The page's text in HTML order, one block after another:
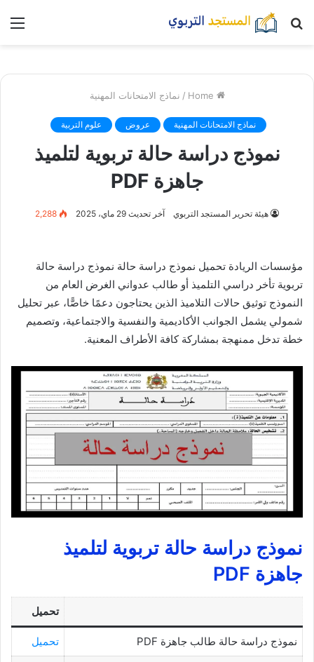
بحث
/ نماذج الامتحانات المهنية
نماذج الامتحانات المهنية عروض علوم التربية
نموذج دراسة حالة تربوية لتلميذ
جاهزة PDF
هيئة تحرير المستجد التربوي آخر تحديث 29 ماي، 2025 2,288
مؤسسات الريادة تحميل نموذج دراسة حالة نموذج دراسة حالة
تربوية تأخر دراسي التلميذ أو طالب عدواني الغرض العام من
النموذج توثيق حالات التلاميذ الذين يحتاجون دعمًا خاصًّا، عبر تحليل
شمولي يشمل الجوانب الأكاديمية والنفسية والاجتماعية، وتصميم
خطة تدخل ممنهجة بمشاركة كافة الأطراف المعنية.
نموذج دراسة حالة تربوية لتلميذ
جاهزة PDF
تحميل
نموذج دراسة حالة طالب جاهزة PDF تحميل